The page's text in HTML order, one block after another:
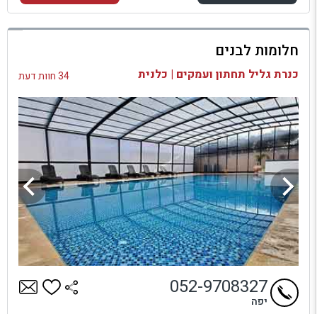
למתחם זה
בדיקת זמינות ומחירים
חלומות לבנים
כנרת גליל תחתון ועמקים | כלנית 34 חוות דעת
052-9708327
יפה